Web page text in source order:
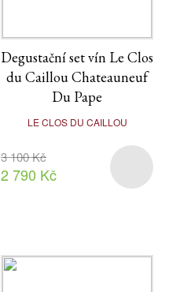
Degustační set vín Le Clos
du Caillou Chateauneuf
Du Pape
LE CLOS DU CAILLOU
3 100 Kč
2 790 Kč